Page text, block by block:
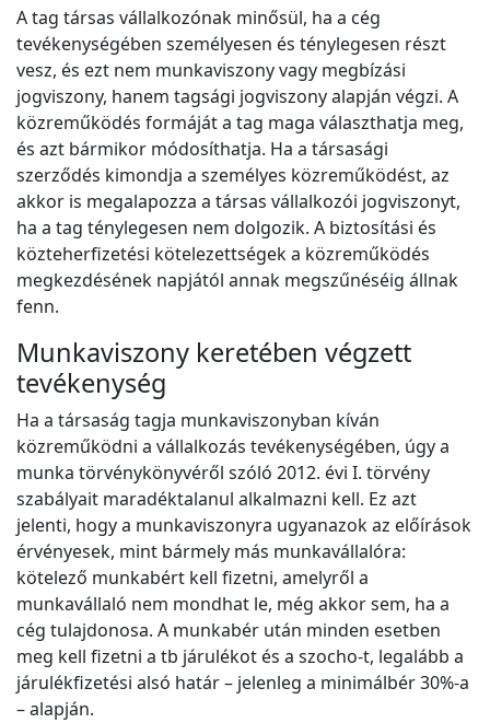
A tag társas vállalkozónak minősül, ha a cég
tevékenységében személyesen és ténylegesen részt
vesz, és ezt nem munkaviszony vagy megbízási
jogviszony, hanem tagsági jogviszony alapján végzi. A
közreműködés formáját a tag maga választhatja meg,
és azt bármikor módosíthatja. Ha a társasági
szerződés kimondja a személyes közreműködést, az
akkor is megalapozza a társas vállalkozói jogviszonyt,
ha a tag ténylegesen nem dolgozik. A biztosítási és
közteherfizetési kötelezettségek a közreműködés
megkezdésének napjától annak megszűnéséig állnak
fenn.
Munkaviszony keretében végzett
tevékenység
Ha a társaság tagja munkaviszonyban kíván
közreműködni a vállalkozás tevékenységében, úgy a
munka törvénykönyvéről szóló 2012. évi I. törvény
szabályait maradéktalanul alkalmazni kell. Ez azt
jelenti, hogy a munkaviszonyra ugyanazok az előírások
érvényesek, mint bármely más munkavállalóra:
kötelező munkabért kell fizetni, amelyről a
munkavállaló nem mondhat le, még akkor sem, ha a
cég tulajdonosa. A munkabér után minden esetben
meg kell fizetni a tb járulékot és a szocho-t, legalább a
járulékfizetési alsó határ – jelenleg a minimálbér 30%-a
– alapján.